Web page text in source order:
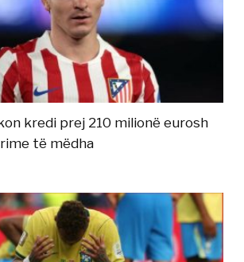
kredi prej 210 milionë eurosh
të mëdha